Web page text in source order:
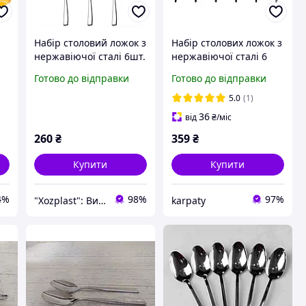
Набір столовий ложок з
нержавіючої сталі 6шт.
Готово до відправки
260 ₴
Купити
"Xozplast": Вироби із пластику, дерева та вовни, новорічна продукція оптом та в роздріб. 98%
Набір столових ложок з
нержавіючої сталі 6
дзеркальне
полірування
Готово до відправки
5.0 (1)
від36₴/міс
359₴
Купити
karpaty 97%